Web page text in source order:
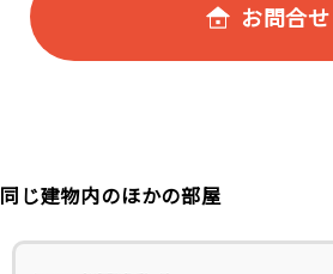
お問合せ
同じ建物内のほかの部屋